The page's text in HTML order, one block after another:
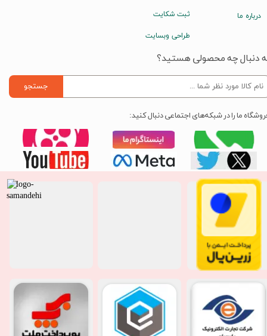
ثبت شکایت
طراحی وبسایت
درباره ما
دنبال چه محصولی هستید؟
جستجو
ما را در شبکه‌های اجتماعی دنبال کنید: